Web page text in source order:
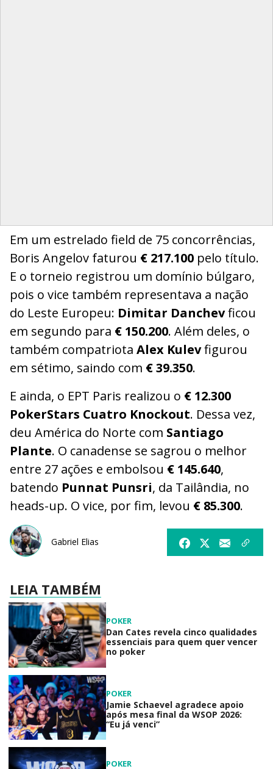
Em um estrelado field de 75 concorrências,
Boris Angelov faturou € 217.100 pelo título.
E o torneio registrou um domínio búlgaro,
pois o vice também representava a nação
do Leste Europeu: Dimitar Danchevficou
em segundo para € 150.200. Além deles, o
também compatriota Alex Kulevfigurou
em sétimo, saindo com € 39.350.
E ainda, o EPT Paris realizou o € 12.300
PokerStars Cuatro Knockout. Dessa vez,
deu América do Norte com Santiago
Plante. O canadense se sagrou o melhor
entre 27 ações e embolsou € 145.640,
batendo Punnat Punsri, da Tailândia, no
heads-up. O vice, por fim, levou € 85.300.
Gabriel Elias
LEIA TAMBÉM
POKER
Dan Cates revela cinco qualidades
essenciais para quem quer vencer
no poker
POKER
Jamie Schaevel agradece apoio
após mesa final da WSOP 2026:
“Eu já venci”
POKER